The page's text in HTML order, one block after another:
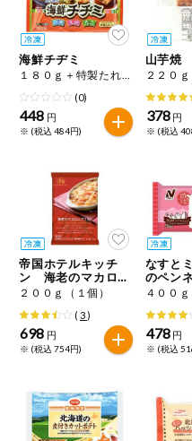
自動注文システム登録を修正
くらしの定番品（毎週企画）
専門ショップサイト
パルコープ・よどがわ生協の
パルコープ・よどがわ生協の
ご利用ガイド
商品のリクエスト
PC版サイトを表示
切り花・仏花
ティッシュ・
トイレットペ
ーパー
衛生・生理用
品
キッチン用品
洗濯・バス・
トイレ用品
住居・生活用
品
コスメ＆ボデ
ィケア
衣料品
さけ さば
鶏肉 バナナ
マカダミアナッツ
りんご
アレルゲン情報は、商品企
必ず商品パッケージの表示
特定原材料に準ずるものは
範囲でのお知らせです。
海鮮チヂミ
１８０ｇ＋特製たれ２０ｇ
(0)
448 円
※ (税込 484円)
山芋焼
２２０ｇ
378 円
※ (税込
帝国ホテルキッチ
ン 海老のマカロニ
グラタン
２００ｇ（１個）
(3)
698 円
※ (税込 754円)
なすと
のペン
４００ｇ
478 円
※ (税込